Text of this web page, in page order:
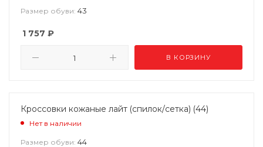
Размер обуви: 43
1 757 ₽
В КОРЗИНУ
Кроссовки кожаные лайт (спилок/сетка) (44)
Нет в наличии
Размер обуви: 44